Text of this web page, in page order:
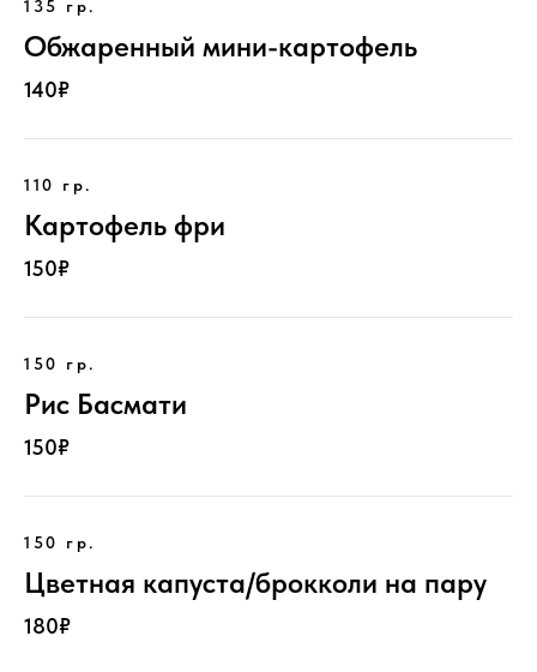
135 гр.
Обжаренный мини-картофель
140₽
110 гр.
Картофель фри
150₽
150 гр.
Рис Басмати
150₽
150 гр.
Цветная капуста/брокколи на пару
180₽